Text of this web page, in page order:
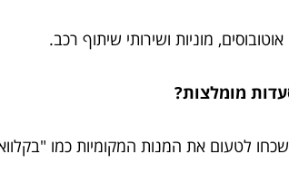
מוניות ושירותי שיתוף רכב.
מומלצות?
לטעום את המנות המקומיות כמו